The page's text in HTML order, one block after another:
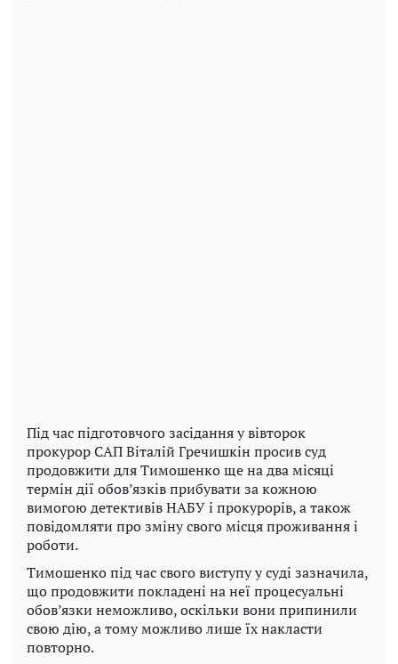
Під час підготовчого засідання у вівторок
прокурор САП Віталій Гречишкін просив суд
продовжити для Тимошенко ще на два місяці
термін дії обов’язків прибувати за кожною
вимогою детективів НАБУ і прокурорів, а також
повідомляти про зміну свого місця проживання і
роботи.
Тимошенко під час свого виступу у суді зазначила,
що продовжити покладені на неї процесуальні
обов’язки неможливо, оскільки вони припинили
свою дію, а тому можливо лише їх накласти
повторно.